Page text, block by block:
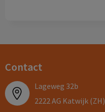
Contact
Lageweg 32b
2222 AG Katwijk (ZH)